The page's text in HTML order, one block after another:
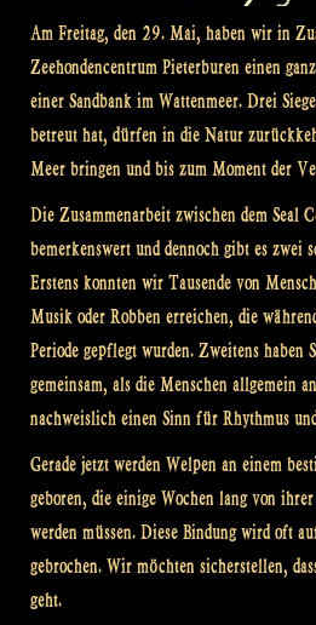
Am Freitag, den 29. Mai, haben wir in
Zeehondencentrum Pieterburen einen
einer Sandbank im Wattenmeer. Drei
betreut hat, dürfen in die Natur
Meer bringen und bis zum Moment der
Die Zusammenarbeit zwischen dem Seal
bemerkenswert und dennoch gibt es zwei
Erstens konnten wir Tausende von
Musik oder Robben erreichen, die
Periode gepflegt wurden. Zweitens haben
gemeinsam, als die Menschen allgemein
nachweislich einen Sinn für Rhythmus
Gerade jetzt werden Welpen an einem
geboren, die einige Wochen lang von
werden müssen. Diese Bindung wird oft
gebrochen. Wir möchten sicherstellen,
geht.